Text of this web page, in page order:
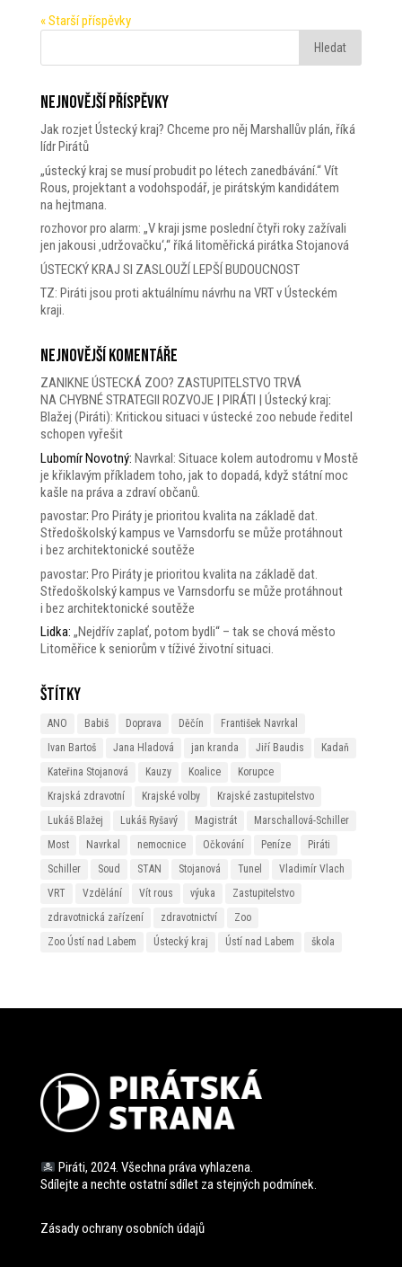
« Starší příspěvky
Nejnovější příspěvky
Jak rozjet Ústecký kraj? Chceme pro něj Marshallův plán, říká
lídr Pirátů
„ústecký kraj se musí probudit po létech zanedbávání.“ Vít
Rous, projektant a vodohspodář, je pirátským kandidátem
na hejtmana.
rozhovor pro alarm: „V kraji jsme poslední čtyři roky zažívali
jen jakousi ‚udržovačku‘,“ říká litoměřická pirátka Stojanová
ÚSTECKÝ KRAJ SI ZASLOUŽÍ LEPŠÍ BUDOUCNOST
TZ: Piráti jsou proti aktuálnímu návrhu na VRT v Ústeckém
kraji.
Nejnovější komentáře
ZANIKNE ÚSTECKÁ ZOO? ZASTUPITELSTVO TRVÁ
NA CHYBNÉ STRATEGII ROZVOJE | PIRÁTI | Ústecký kraj:
Blažej (Piráti): Kritickou situaci v ústecké zoo nebude ředitel
schopen vyřešit
Lubomír Novotný: Navrkal: Situace kolem autodromu v Mostě
je křiklavým příkladem toho, jak to dopadá, když státní moc
kašle na práva a zdraví občanů.
pavostar: Pro Piráty je prioritou kvalita na základě dat.
Středoškolský kampus ve Varnsdorfu se může protáhnout
i bez architektonické soutěže
pavostar: Pro Piráty je prioritou kvalita na základě dat.
Středoškolský kampus ve Varnsdorfu se může protáhnout
i bez architektonické soutěže
Lidka: „Nejdřív zaplať, potom bydli“ – tak se chová město
Litoměřice k seniorům v tíživé životní situaci.
Štítky
ANO Babiš Doprava Děčín
František Navrkal
Ivan Bartoš
Jana Hladová jan kranda Jiří Baudis
Kadaň
Kateřina Stojanová
Kauzy Koalice
Korupce
Krajská zdravotní
Krajské volby
Krajské zastupitelstvo
Lukáš Blažej
Lukáš Ryšavý Magistrát
Marschallová-Schiller
Most
Navrkal nemocnice Očkování Peníze
Piráti
Schiller
Soud STAN Stojanová Tunel
Vladimír Vlach
VRT
Vzdělání Vít rous výuka
Zastupitelstvo
zdravotnická zařízení
zdravotnictví
Zoo
Zoo Ústí nad Labem
Ústecký kraj Ústí nad Labem škola
Piráti, 2024. Všechna práva vyhlazena.
Sdílejte a nechte ostatní sdílet za stejných podmínek.
Zásady ochrany osobních údajů